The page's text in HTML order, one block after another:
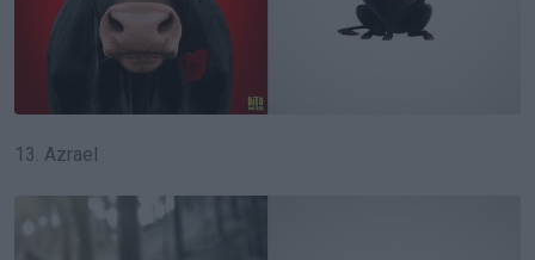
13. Azrael